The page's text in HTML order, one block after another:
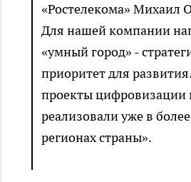
«Ростелекома» Михаил
Для нашей компании
«умный город» -
приоритет для
проекты цифровизации
реализовали уже в
регионах страны».